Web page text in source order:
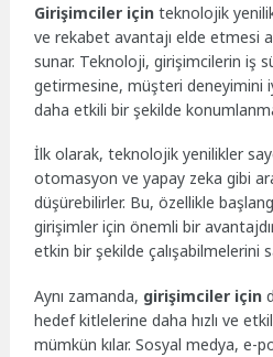
Girişimciler için teknolojik
ve rekabet avantajı elde etmesi
sunar. Teknoloji, girişimcilerin iş
getirmesine, müşteri deneyimini
daha etkili bir şekilde
İlk olarak, teknolojik yenilikler
otomasyon ve yapay zeka gibi
düşürebilirler. Bu, özellikle
girişimler için önemli bir
etkin bir şekilde çalışabilmelerini
Aynı zamanda, girişimciler için
hedef kitlelerine daha hızlı ve
mümkün kılar. Sosyal medya, e-